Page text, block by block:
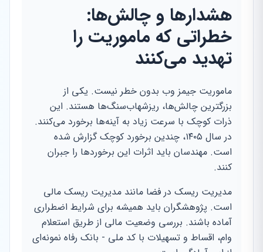
هشدارها و چالش‌ها:
خطراتی که ماموریت را
تهدید می‌کنند
ماموریت جیمز وب بدون خطر نیست. یکی از
بزرگترین چالش‌ها، ریزشهاب‌سنگ‌ها هستند. این
ذرات کوچک با سرعت زیاد به آینه‌ها برخورد می‌کنند.
در سال ۱۴۰۵، چندین برخورد کوچک گزارش شده
است. مهندسان باید اثرات این برخوردها را جبران
کنند.
مدیریت ریسک در فضا مانند مدیریت ریسک مالی
است. پژوهشگران باید همیشه برای شرایط اضطراری
آماده باشند. بررسی وضعیت مالی از طریق استعلام
وام، اقساط و تسهیلات با کد ملی - بانک رفاه نمونه‌ای